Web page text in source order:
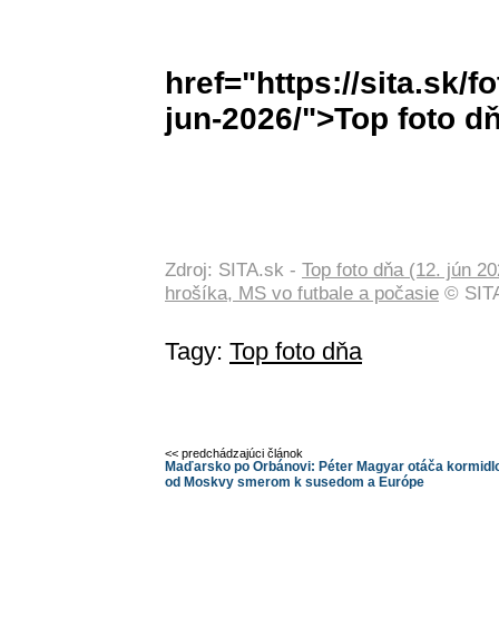
href="https://sita.sk/
jun-2026/">Top foto
Zdroj: SITA.sk - Top foto dňa (12. jún
hrošíka, MS vo futbale a počasie ©
Tagy: Top foto dňa
<< predchádzajúci článok
Maďarsko po Orbánovi: Péter Magyar otáča
od Moskvy smerom k susedom a Európe